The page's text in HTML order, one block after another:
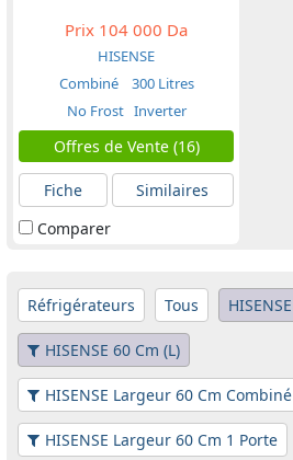
Prix 104 000 Da
HISENSE
Combiné
300 Litres
No Frost Inverter
Offres de Vente (16)
Fiche
Similaires
Comparer
Réfrigérateurs Tous HISENSE
HISENSE 60 Cm (L)
HISENSE Largeur 60 Cm Combiné
HISENSE Largeur 60 Cm 1 Porte